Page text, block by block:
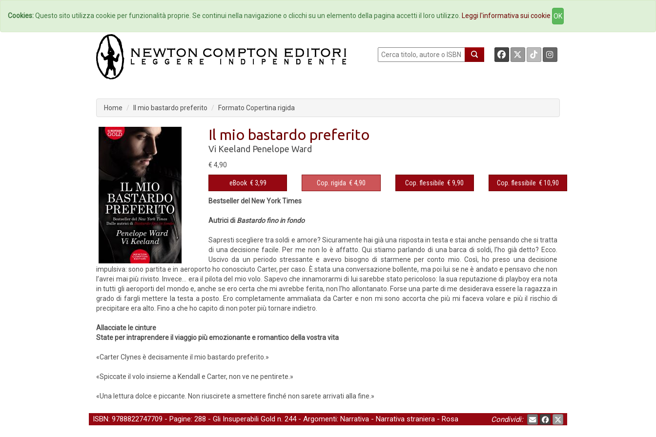
Home Autori Eventi Collane Newsletter Ebookstore Contatti
Home Il mio bastardo preferito Formato Copertina rigida
Il mio bastardo preferito
Vi Keeland Penelope Ward
€ 4,90
eBook € 3,99 Cop. rigida € 4,90 Cop. flessibile € 9,90 Cop. flessibile € 10,90
Bestseller del New York Times
Autrici di Bastardo fino in fondo
Sapresti scegliere tra soldi e amore? Sicuramente hai già una risposta in testa e stai anche pensando che si tratta
di una decisione facile. Per me non lo è affatto. Qui stiamo parlando di una barca di soldi, l’ho già detto? Ecco.
Uscivo da un periodo stressante e avevo bisogno di starmene per conto mio. Così, ho preso una decisione
impulsiva: sono partita e in aeroporto ho conosciuto Carter, per caso. È stata una conversazione bollente, ma poi lui se ne è andato e pensavo che non
l’avrei mai più rivisto. Invece… era il pilota del mio volo. Sapevo che innamorarmi di lui sarebbe stato pericoloso: la sua reputazione di playboy era nota
in tutti gli aeroporti del mondo e, anche se ero certa che mi avrebbe ferita, non l’ho allontanato. Forse una parte di me desiderava essere la ragazza in
grado di fargli mettere la testa a posto. Ero completamente ammaliata da Carter e non mi sono accorta che più mi faceva volare e più il rischio di
precipitare era alto. Fino a che ho capito di non poter più tornare indietro.
Allacciate le cinture
State per intraprendere il viaggio più emozionante e romantico della vostra vita
«Carter Clynes è decisamente il mio bastardo preferito.»
«Spiccate il volo insieme a Kendall e Carter, non ve ne pentirete.»
«Una lettura dolce e piccante. Non riuscirete a smettere finché non sarete arrivati alla fine.»
ISBN: 9788822747709 - Pagine: 288 - Gli Insuperabili Gold n. 244 - Argomenti: Narrativa - Narrativa straniera - Rosa Condividi:
Cookies:Questo sito utilizza cookie per funzionalità proprie. Se continui nella navigazione o clicchi su un elemento della pagina accetti il loro utilizzo. Leggi l'informativa sui cookie OK